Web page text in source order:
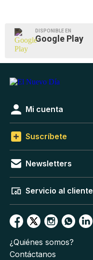
DISPONIBLE EN
Google Play
Mi cuenta
Suscríbete
Newsletters
Servicio al cliente
¿Quiénes somos?
Contáctanos